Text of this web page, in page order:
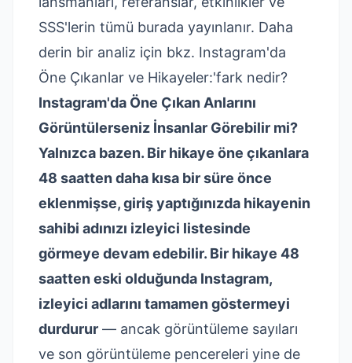
SSS'lerin tümü burada yayınlanır. Daha
derin bir analiz için bkz. Instagram'da
Öne Çıkanlar ve Hikayeler:'fark nedir?
Instagram'da Öne Çıkan Anlarını
Görüntülerseniz İnsanlar Görebilir mi?
Yalnızca bazen. Bir hikaye öne çıkanlara
48 saatten daha kısa bir süre önce
eklenmişse, giriş yaptığınızda hikayenin
sahibi adınızı izleyici listesinde
görmeye devam edebilir. Bir hikaye 48
saatten eski olduğunda Instagram,
izleyici adlarını tamamen göstermeyi
durdurur — ancak görüntüleme sayıları
ve son görüntüleme pencereleri yine de